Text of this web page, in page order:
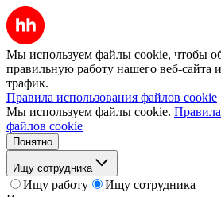
Мы используем файлы cookie, чтобы
правильную работу нашего веб-сайта
трафик.
Правила использования файлов cookie
Мы используем файлы cookie.
файлов cookie
Понятно
Ищу сотрудника
Ищу работу
Ищу сотрудника